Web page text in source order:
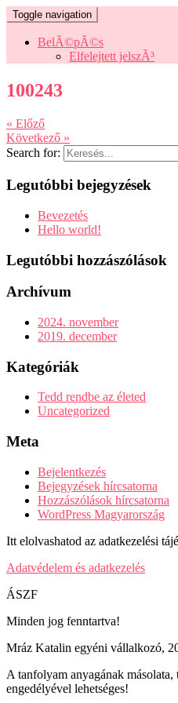
Toggle navigation
BelÃ©pÃ©s
Elfelejtett jelszÃ³
100243
« Előző
Következő »
Search for:
Legutóbbi bejegyzések
Bevezetés
Hello world!
Legutóbbi hozzászólások
Archívum
2024. november
2019. december
Kategóriák
Tedd rendbe az életed
Uncategorized
Meta
Bejelentkezés
Bejegyzések hírcsatorna
Hozzászólások hírcsatorna
WordPress Magyarország
Itt elolvashatod az adatkezelési
Adatvédelem és adatkezelés
ÁSZF
Minden jog fenntartva!
Mráz Katalin egyéni vállalkozó,
A tanfolyam anyagának másolata,
engedélyével lehetséges!